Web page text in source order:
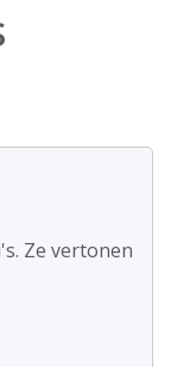
Ze vertonen